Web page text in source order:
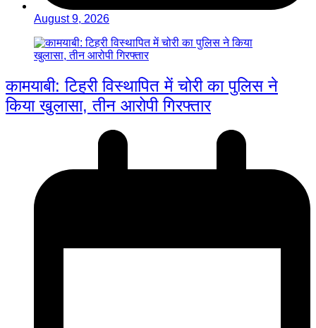
August 9, 2026
कामयाबी: टिहरी विस्थापित में चोरी का पुलिस ने
किया खुलासा, तीन आरोपी गिरफ्तार